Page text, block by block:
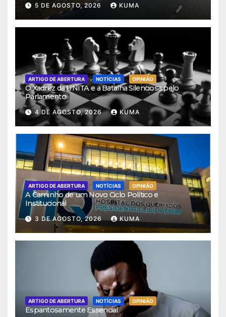
5 DE AGOSTO, 2026 KUMA
ARTIGO DE ABERTURA NOTÍCIAS OPINIÃO
O Xadrez da UNITA e a Batalha Silenciosa pelo
Parlamento
4 DE AGOSTO, 2026 KUMA
ARTIGO DE ABERTURA NOTÍCIAS OPINIÃO
A Caminho de um Novo Ciclo Político e
Institucional
3 DE AGOSTO, 2026 KUMA
ARTIGO DE ABERTURA NOTÍCIAS OPINIÃO
Espantosamente Essencial